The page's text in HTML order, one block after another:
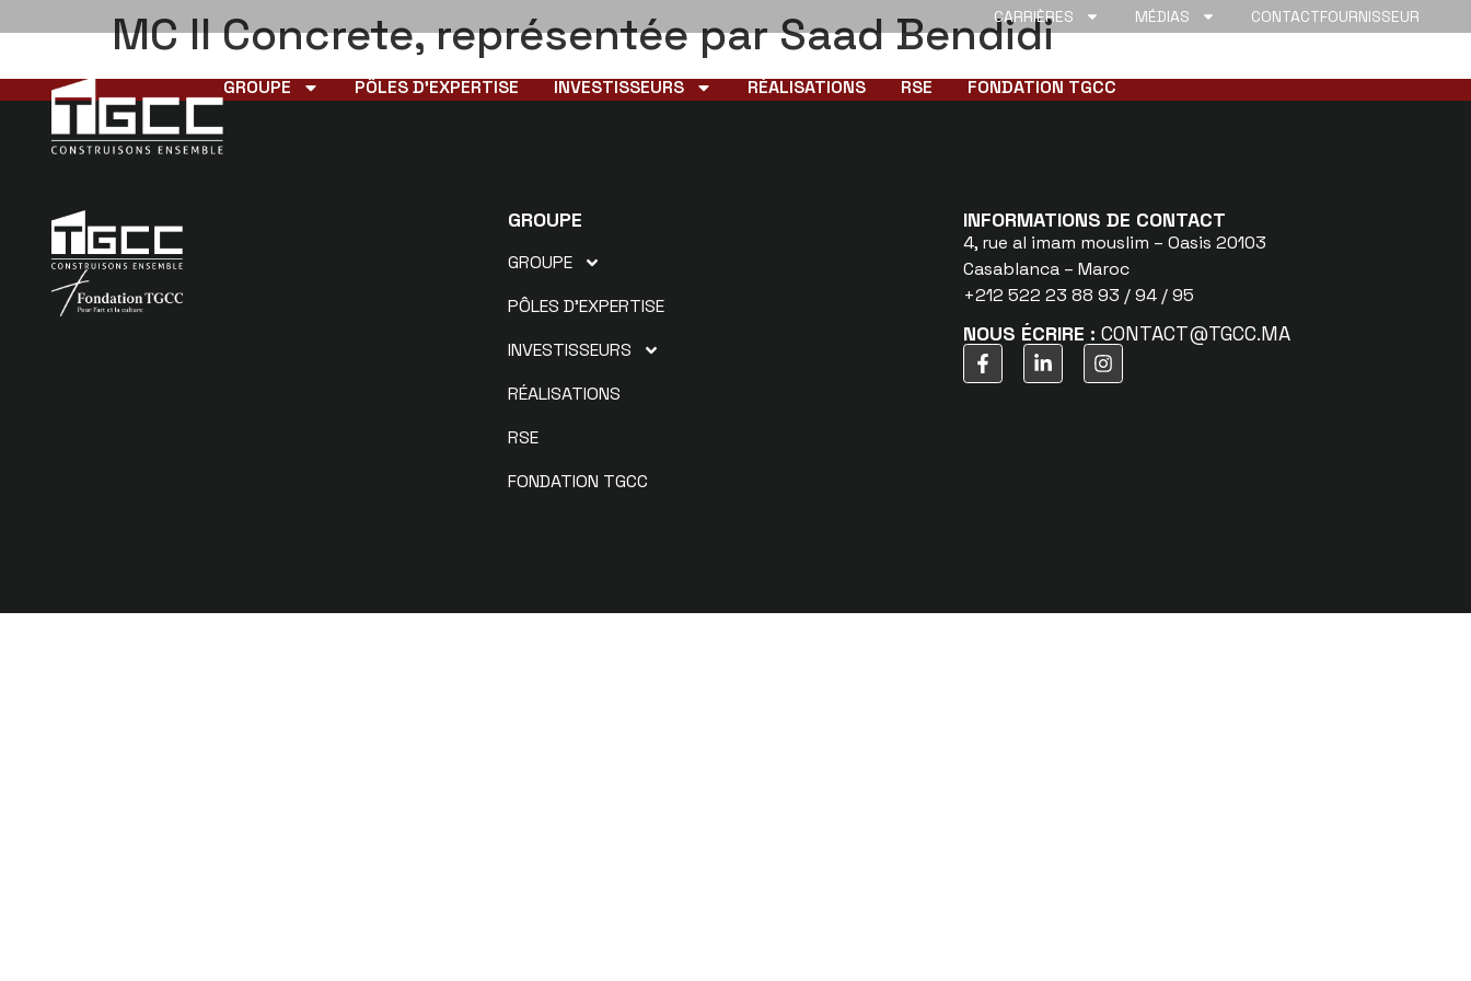
CARRIÈRES MÉDIAS CONTACTFOURNISSEUR
GROUPE PÔLES D’EXPERTISE INVESTISSEURS RÉALISATIONS RSE FONDATION TGCC
MC II Concrete, représentée par Saad Bendidi
GROUPE
GROUPE
PÔLES D’EXPERTISE
INVESTISSEURS
RÉALISATIONS
RSE
FONDATION TGCC
INFORMATIONS DE CONTACT
4, rue al imam mouslim – Oasis 20103
Casablanca – Maroc
+212 522 23 88 93 / 94 / 95
NOUS ÉCRIRE : CONTACT@TGCC.MA